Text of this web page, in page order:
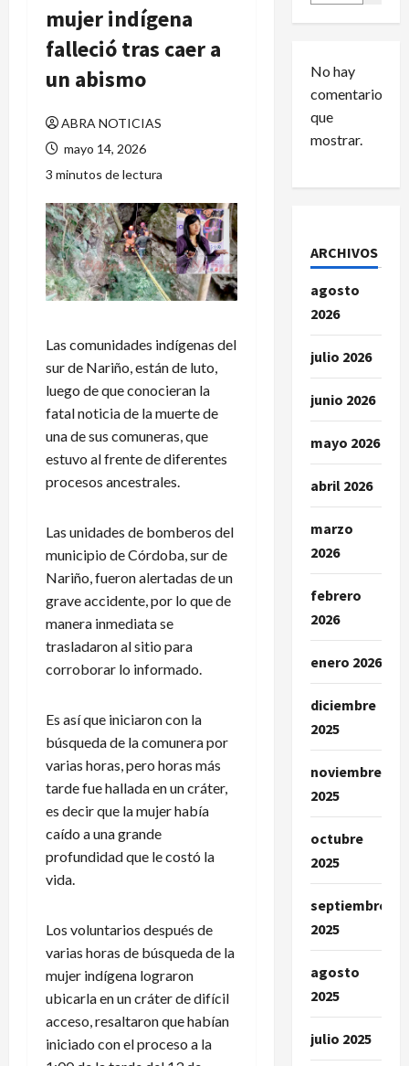
mujer indígena
falleció tras caer a
un abismo
ABRA NOTICIAS
mayo 14, 2026
3 minutos de lectura
Las comunidades indígenas del
sur de Nariño, están de luto,
luego de que conocieran la
fatal noticia de la muerte de
una de sus comuneras, que
estuvo al frente de diferentes
procesos ancestrales.
Las unidades de bomberos del
municipio de Córdoba, sur de
Nariño, fueron alertadas de un
grave accidente, por lo que de
manera inmediata se
trasladaron al sitio para
corroborar lo informado.
Es así que iniciaron con la
búsqueda de la comunera por
varias horas, pero horas más
tarde fue hallada en un cráter,
es decir que la mujer había
caído a una grande
profundidad que le costó la
vida.
Los voluntarios después de
varias horas de búsqueda de la
mujer indígena lograron
ubicarla en un cráter de difícil
acceso, resaltaron que habían
iniciado con el proceso a la
No hay
comentarios
que
mostrar.
ARCHIVOS
agosto
2026
julio 2026
junio 2026
mayo 2026
abril 2026
marzo
2026
febrero
2026
enero 2026
diciembre
2025
noviembre
2025
octubre
2025
septiembre
2025
agosto
2025
julio 2025